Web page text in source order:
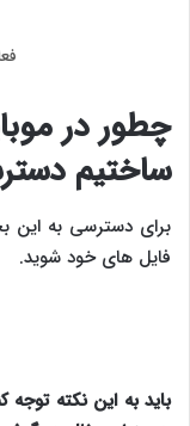
چطور در
ساختیم
برای دسترسی به این
فایل های خود شوید.
باید به این نکته